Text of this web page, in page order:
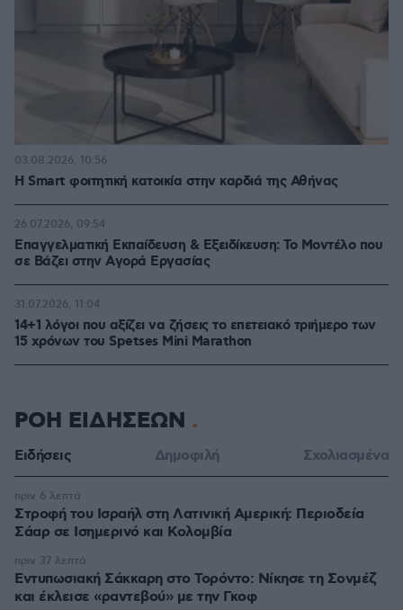
Η Smart φοιτητική κατοικία στην καρδιά της Αθήνας
03.08.2026, 10:56
Επαγγελματική Εκπαίδευση & Εξειδίκευση: Το Mοντέλο που
σε Bάζει στην Aγορά Eργασίας
26.07.2026, 09:54
14+1 λόγοι που αξίζει να ζήσεις το επετειακό τριήμερο των
15 χρόνων του Spetses Mini Marathon
31.07.2026, 11:04
ΡΟΗ ΕΙΔΗΣΕΩΝ
Ειδήσεις Δημοφιλή Σχολιασμένα
Στροφή του Ισραήλ στη Λατινική Αμερική: Περιοδεία
Σάαρ σε Ισημερινό και Κολομβία
πριν 6 λεπτά
Εντυπωσιακή Σάκκαρη στο Τορόντο: Νίκησε τη Σονμέζ
και έκλεισε «ραντεβού» με την Γκοφ
πριν 37 λεπτά